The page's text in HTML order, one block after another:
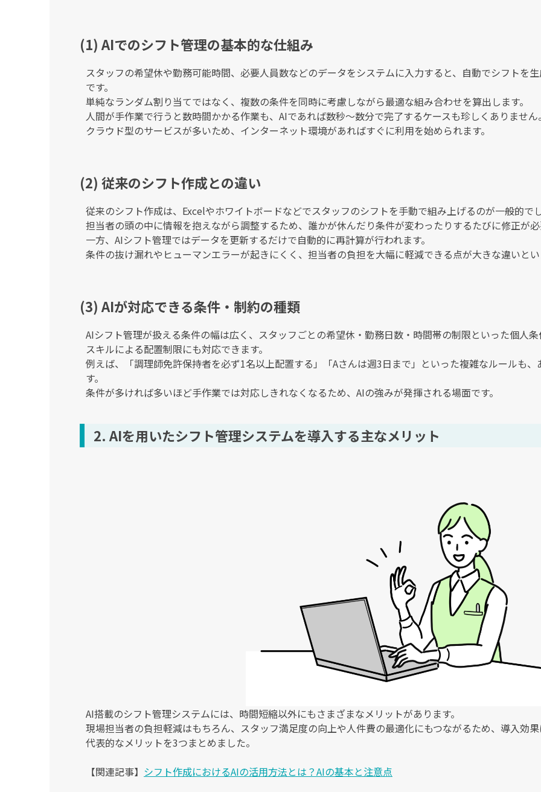
(1) AIでのシフト管理の基本的な仕組み
スタッフの希望休や勤務可能時間、必要人員数などのデータをシステムに入力すると、自動でシフトを
です。
単純なランダム割り当てではなく、複数の条件を同時に考慮しながら最適な組み合わせを算出します。
人間が手作業で行うと数時間かかる作業も、AIであれば数秒〜数分で完了するケースも珍しくありません
クラウド型のサービスが多いため、インターネット環境があればすぐに利用を始められます。
(2) 従来のシフト作成との違い
従来のシフト作成は、Excelやホワイトボードなどでスタッフのシフトを手動で組み上げるのが一般的で
担当者の頭の中に情報を抱えながら調整するため、誰かが休んだり条件が変わったりするたびに修正が
一方、AIシフト管理ではデータを更新するだけで自動的に再計算が行われます。
条件の抜け漏れやヒューマンエラーが起きにくく、担当者の負担を大幅に軽減できる点が大きな違いと
(3) AIが対応できる条件・制約の種類
AIシフト管理が扱える条件の幅は広く、スタッフごとの希望休・勤務日数・時間帯の制限といった個人
スキルによる配置制限にも対応できます。
例えば、「調理師免許保持者を必ず1名以上配置する」「Aさんは週3日まで」といった複雑なルールも
す。
条件が多ければ多いほど手作業では対応しきれなくなるため、AIの強みが発揮される場面です。
2. AIを用いたシフト管理システムを導入する主なメリット
AI搭載のシフト管理システムには、時間短縮以外にもさまざまなメリットがあります。
現場担当者の負担軽減はもちろん、スタッフ満足度の向上や人件費の最適化にもつながるため、導入効
代表的なメリットを3つまとめました。
【関連記事】 シフト作成におけるAIの活用方法とは？AIの基本と注意点